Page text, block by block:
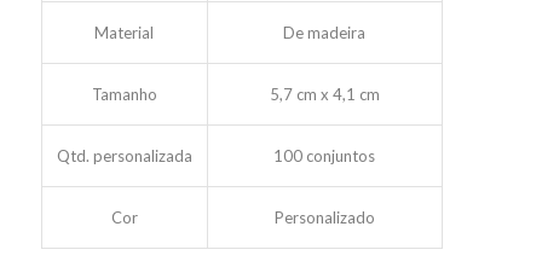
Material De madeira
Tamanho 5,7 cm x 4,1 cm
Qtd. personalizada 100 conjuntos
Cor Personalizado